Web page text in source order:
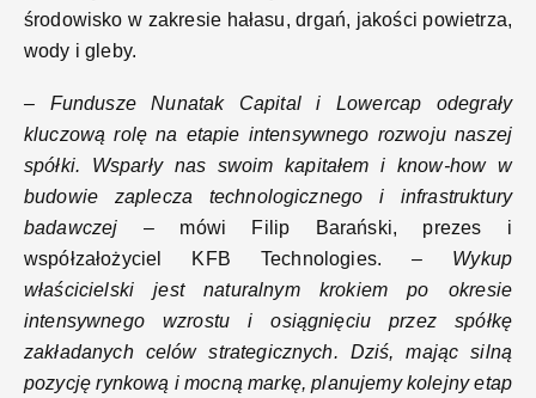
środowisko w zakresie hałasu, drgań, jakości powietrza,
wody i gleby.
– Fundusze Nunatak Capital i Lowercap odegrały
kluczową rolę na etapie intensywnego rozwoju naszej
spółki. Wsparły nas swoim kapitałem i know-how w
budowie zaplecza technologicznego i infrastruktury
badawczej – mówi Filip Barański, prezes i
współzałożyciel KFB Technologies.– Wykup
właścicielski jest naturalnym krokiem po okresie
intensywnego wzrostu i osiągnięciu przez spółkę
zakładanych celów strategicznych. Dziś, mając silną
pozycję rynkową i mocną markę, planujemy kolejny etap